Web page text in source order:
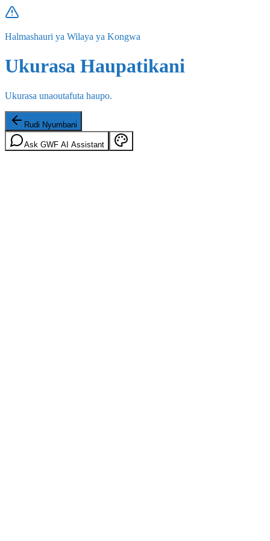
Halmashauri ya Wilaya ya Kongwa
Ukurasa Haupatikani
Ukurasa unaoutafuta haupo.
Rudi Nyumbani
Ask GWF AI Assistant